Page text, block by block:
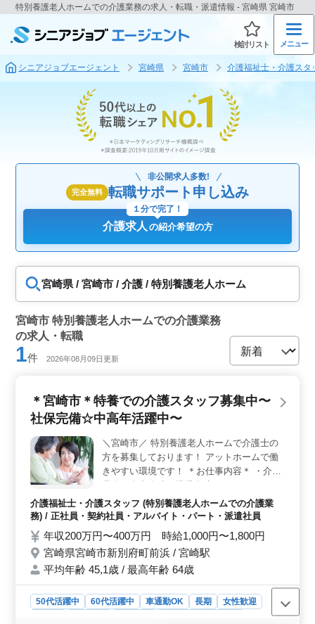
特別養護老人ホームでの介護業務の求人・転職・派遣情報 - 宮崎県 宮崎市
検討リスト メニュー
シニアジョブエージェント 宮崎県 宮崎市 介護福祉士・介護スタ
完全無料
非公開求人多数!
転職サポート申し込み
介護求人 の紹介希望の方
１分で完了！
宮崎県 / 宮崎市 / 介護 / 特別養護老人ホーム
宮崎市 特別養護老人ホームでの介護業務
の求人・転職
1件 2026年08月09日更新
＊宮崎市＊特養での介護スタッフ募集中〜
社保完備☆中高年活躍中〜
＼宮崎市／ 特別養護老人ホームで介護士の
方を募集しております！ アットホームで働
きやすい環境です！ ＊お仕事内容＊ ・介助
エーション ・リハビリテーションサポート
・書類作成、書類整理 ・サービス利用者の
活躍中 ・交通費支給 ・社会保険完備 ・50
代、60代の採用実績あり ・マイカー通勤可
能 培ってきた経験で若手を一緒に育ててい
きませんか？ 皆様のご応募お待ちしており
ます！ ＼まずはお気軽にお問い合わせくだ
さい／
介護福祉士・介護スタッフ (特別養護老人ホームでの介護業
務) / 正社員・契約社員・アルバイト・パート・派遣社員
年収200万円〜400万円 時給1,000円〜1,800円
宮崎県宮崎市新別府町前浜 / 宮崎駅
平均年齢 45,1歳 / 最高年齢 64歳
50代活躍中 60代活躍中 車通勤OK 長期
女性歓迎